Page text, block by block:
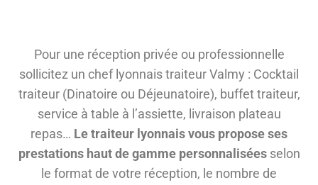
Pour une réception privée ou professionnelle
sollicitez un chef lyonnais traiteur Valmy : Cocktail
traiteur (Dinatoire ou Déjeunatoire), buffet traiteur,
service à table à l’assiette, livraison plateau
repas… Le traiteur lyonnais vous propose ses
prestations haut de gamme personnaliséesselon
le format de votre réception, le nombre de